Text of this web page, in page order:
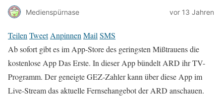
Medienspürnase vor 13 Jahren
Teilen Tweet Anpinnen Mail SMS
Ab sofort gibt es im App-Store des geringsten Mißtrauens die
kostenlose App Das Erste. In dieser App bündelt ARD ihr TV-
Programm. Der geneigte GEZ-Zahler kann über diese App im
Live-Stream das aktuelle Fernsehangebot der ARD anschauen.